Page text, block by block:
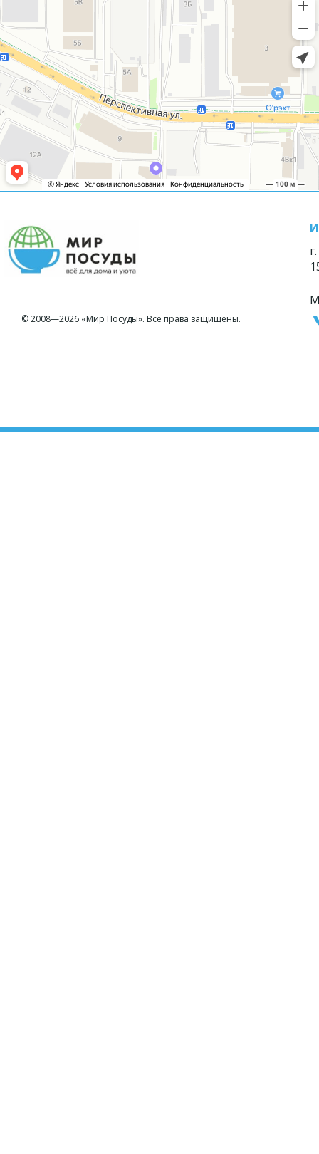
© 2008—2026 «Мир Посуды». Все права защищены.